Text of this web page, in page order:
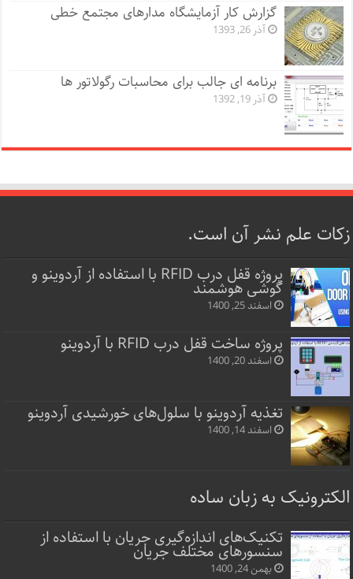
گزارش کار آزمایشگاه مدارهای مجتمع خطی
آذر 26, 1393
برنامه ای جالب برای محاسبات رگولاتور ها
آذر 19, 1392
زکات علم نشر آن است.
پروژه قفل‌ درب RFID با استفاده از آردوینو و
گوشی هوشمند
اسفند 25, 1400
پروژه ساخت قفل‌ درب RFID با آردوینو
اسفند 20, 1400
تغذیه آردوینو با سلول‌های خورشیدی آردوینو
اسفند 14, 1400
الکترونیک به زبان ساده
تکنیک‌های اندازه‌گیری جریان با استفاده از
سنسورهای مختلف جریان
بهمن 24, 1400